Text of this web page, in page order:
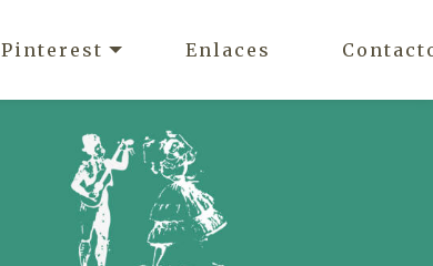
Pinterest Enlaces